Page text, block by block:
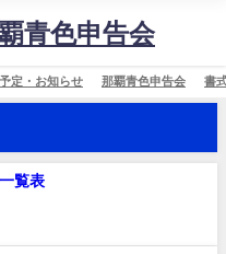
青色申告会
定・お知らせ 那覇青色申告会 書
覧表